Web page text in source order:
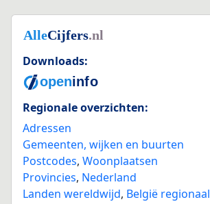
Downloads:
Regionale overzichten:
Adressen
Gemeenten, wijken en buurten
Postcodes, Woonplaatsen
Provincies, Nederland
Landen wereldwijd, België regionaal